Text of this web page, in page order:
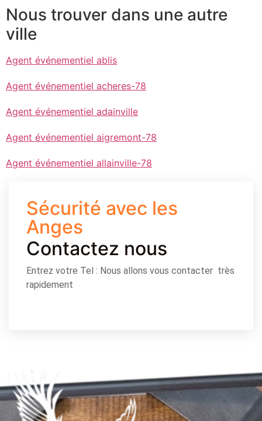
Nous trouver dans une autre
ville
Agent événementiel ablis
Agent événementiel acheres-78
Agent événementiel adainville
Agent événementiel aigremont-78
Agent événementiel allainville-78
Sécurité avec les
Anges
Contactez nous
Entrez votre Tel : Nous allons vous contacter très
rapidement